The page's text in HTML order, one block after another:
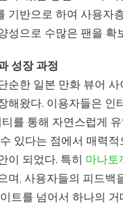
기반으로 하여 사용자
성으로 수많은 팬을 확
성장 과정
순한 일본 만화 뷰어
해왔다. 이용자들은
를 통해 자연스럽게
있다는 점에서 매력
이 되었다. 특히 마나토
며, 사용자들의 피드백
트를 넘어서 하나의